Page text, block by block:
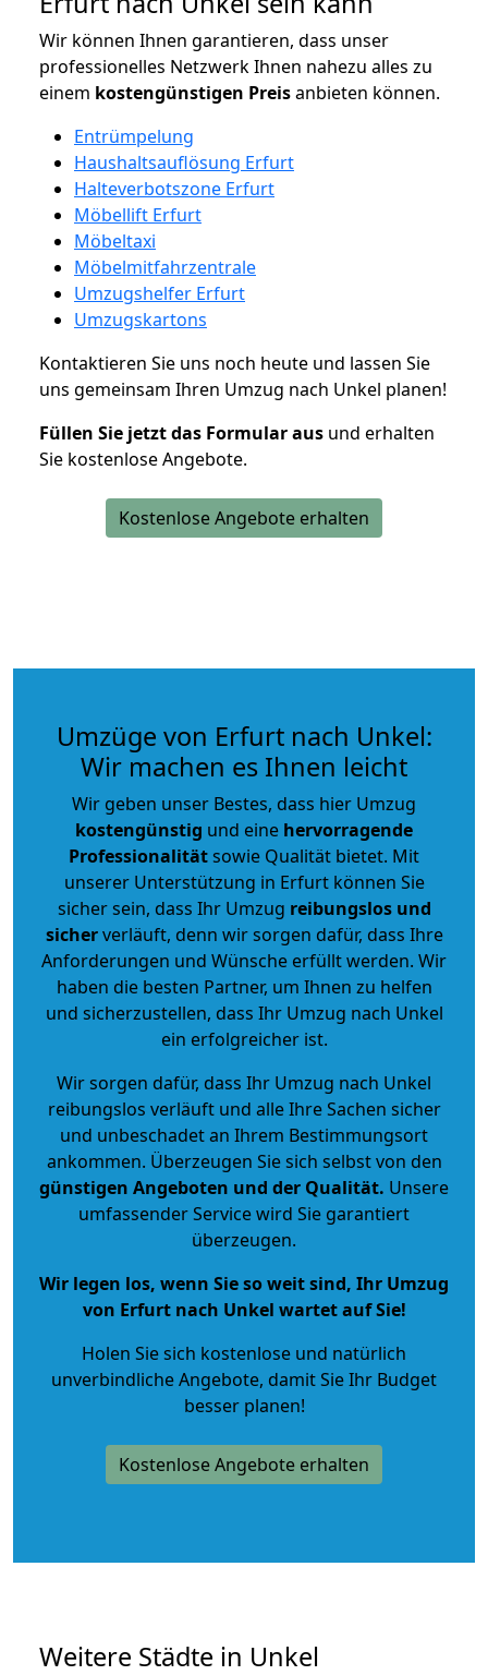
Wir können Ihnen garantieren, dass unser
professionelles Netzwerk Ihnen nahezu alles zu
einem kostengünstigen Preisanbieten können.
Entrümpelung
Haushaltsauflösung Erfurt
Halteverbotszone Erfurt
Möbellift Erfurt
Möbeltaxi
Möbelmitfahrzentrale
Umzugshelfer Erfurt
Umzugskartons
Kontaktieren Sie uns noch heute und lassen Sie
uns gemeinsam Ihren Umzug nach Unkel planen!
Füllen Sie jetzt das Formular aus und erhalten
Sie kostenlose Angebote.
Kostenlose Angebote erhalten
Umzüge von Erfurt nach Unkel:
Wir machen es Ihnen leicht
Wir geben unser Bestes, dass hier Umzug
kostengünstig und eine hervorragende
Professionalitätsowie Qualität bietet. Mit
unserer Unterstützung in Erfurt können Sie
sicher sein, dass Ihr Umzug reibungslos und
sicherverläuft, denn wir sorgen dafür, dass Ihre
Anforderungen und Wünsche erfüllt werden. Wir
haben die besten Partner, um Ihnen zu helfen
und sicherzustellen, dass Ihr Umzug nach Unkel
ein erfolgreicher ist.
Wir sorgen dafür, dass Ihr Umzug nach Unkel
reibungslos verläuft und alle Ihre Sachen sicher
und unbeschadet an Ihrem Bestimmungsort
ankommen. Überzeugen Sie sich selbst von den
günstigen Angeboten und der Qualität. Unsere
umfassender Service wird Sie garantiert
überzeugen.
Wir legen los, wenn Sie so weit sind, Ihr Umzug
von Erfurt nach Unkel wartet auf Sie!
Holen Sie sich kostenlose und natürlich
unverbindliche Angebote, damit Sie Ihr Budget
besser planen!
Kostenlose Angebote erhalten
Weitere Städte in Unkel